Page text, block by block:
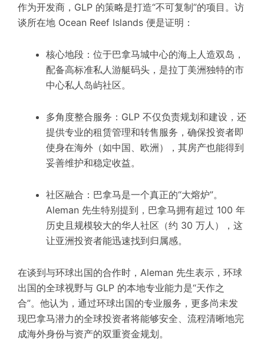
作为开发商，GLP 的策略是打造“不可复制”的项目。访
谈所在地 Ocean Reef Islands 便是证明：
核心地段：位于巴拿马城中心的海上人造双岛，
配备高标准私人游艇码头，是拉丁美洲独特的市
中心私人岛屿社区。
多角度整合服务：GLP 不仅负责规划和建设，还
提供专业的租赁管理和转售服务，确保投资者即
使身在海外（如中国、欧洲），其房产也能得到
妥善维护和稳定收益。
社区融合：巴拿马是一个真正的“大熔炉”。
Aleman 先生特别提到，巴拿马拥有超过 100 年
历史且 规模较大的华人社区（约 30 万人），这
让亚洲投资者能迅速找到归属感。
在谈到与环球出国的合作时，Aleman 先生表示，环球
出国的全球视野与 GLP 的本地专业能力是“天作之
合”。他认为，通过环球出国的专业服务，更多尚未发
现巴拿马潜力的全球投资者将能够安全、 流程清晰地完
成海外身份与资产的双重资金规划。